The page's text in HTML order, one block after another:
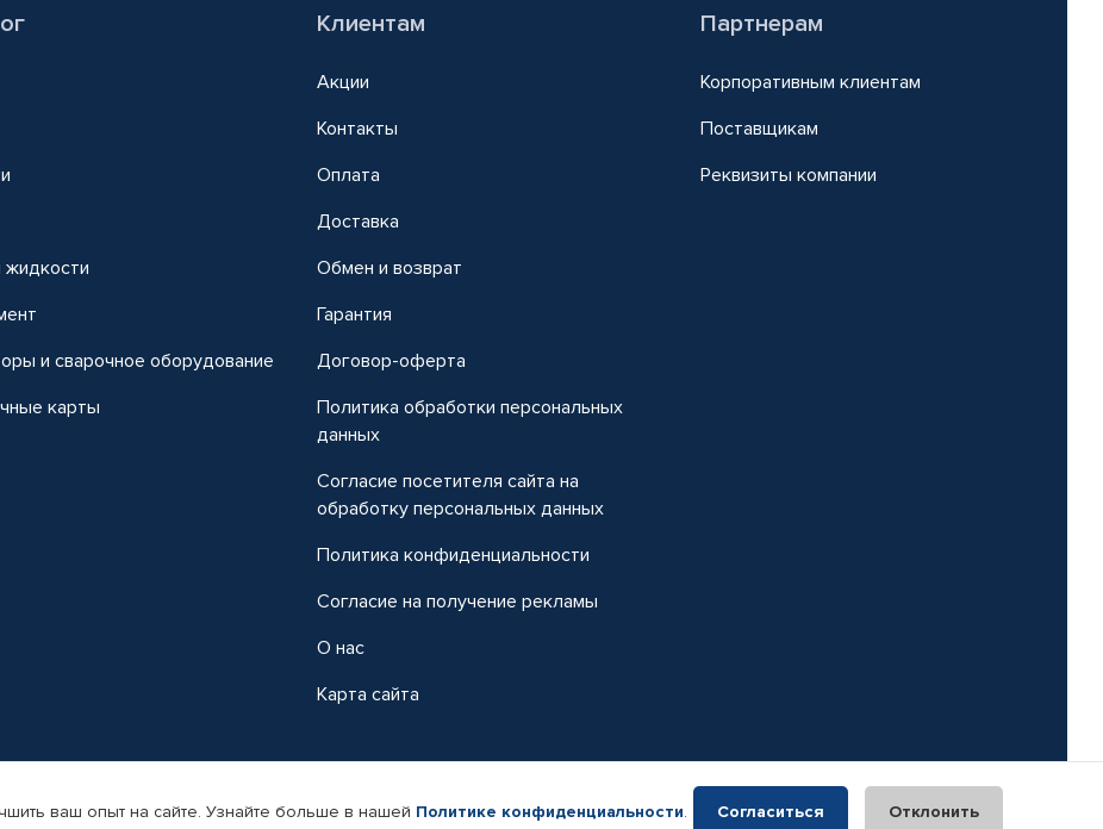
жидкости
и сварочное оборудование
карты
Клиентам
Акции
Контакты
Оплата
Доставка
Обмен и возврат
Гарантия
Договор-оферта
Политика обработки персональных
данных
Согласие посетителя сайта на
обработку персональных данных
Политика конфиденциальности
Согласие на получение рекламы
О нас
Карта сайта
Партнерам
Корпоративным клиентам
Поставщикам
Реквизиты компании
магазин автомобильных товаров Автопрофи.
ваш опыт на сайте. Узнайте больше в нашей Политике конфиденциальности. Согласиться Отклонить